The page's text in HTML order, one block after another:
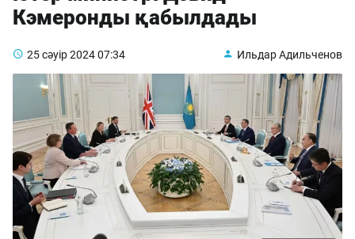
Кэмеронды қабылдады
25 сәуір 202407:34 Ильдар Адильченов